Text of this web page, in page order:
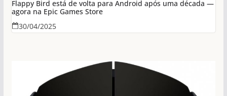
Flappy Bird está de volta para Android após uma década —
agora na Epic Games Store
30/04/2025